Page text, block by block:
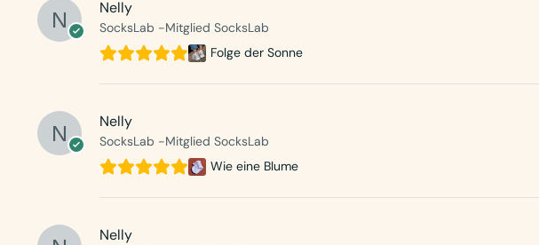
Nelly
SocksLab -Mitglied SocksLab
Folge der Sonne
Nelly
SocksLab -Mitglied SocksLab
Wie eine Blume
Nelly